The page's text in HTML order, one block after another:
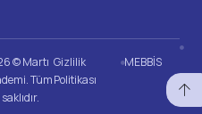
© Martı
Tüm
Gizlilik
Politikası
MEBBİS